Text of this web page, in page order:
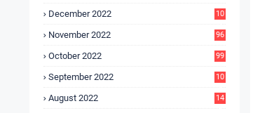
December 2022
10
November 2022 96
October 2022 99
September 2022
10
August 2022
14